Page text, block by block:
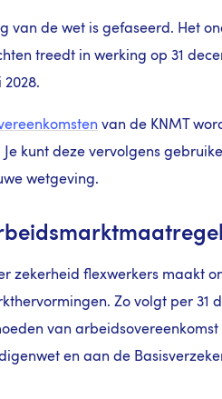
van de wet is gefaseerd. Het
treedt in werking op 31
2028.
van de KNMT
kunt deze vervolgens
wetgeving.
zekerheid flexwerkers maakt
Zo volgt per 31
van
en aan de